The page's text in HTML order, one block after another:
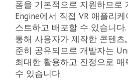
폼을 기본적으로 지원하므로
Engine에서 직접 VR 애플리
스트하고 배포할 수 있습니다
통해 사용자가 제작한 콘텐츠
준히 공유되므로 개발자는
최대한 활용하고 진정으로
수 있습니다.